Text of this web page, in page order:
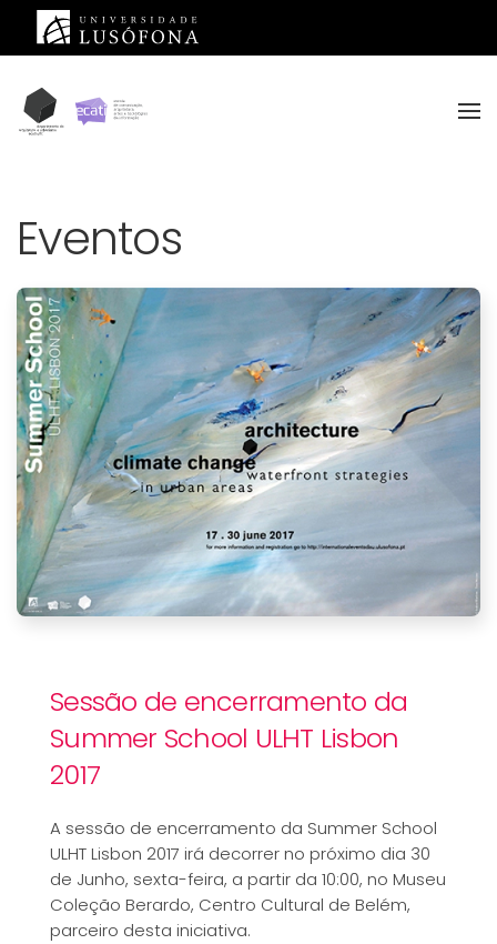
Saltar para o conteúdo principal
Eventos
Sessão de encerramento da
Summer School ULHT Lisbon
2017
A sessão de encerramento da Summer School
ULHT Lisbon 2017 irá decorrer no próximo dia 30
de Junho, sexta-feira, a partir da 10:00, no Museu
Coleção Berardo, Centro Cultural de Belém,
parceiro desta iniciativa.